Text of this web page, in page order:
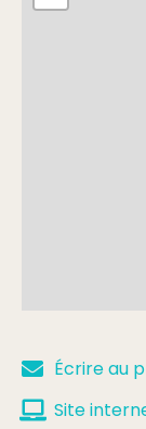
Écrire au
Site